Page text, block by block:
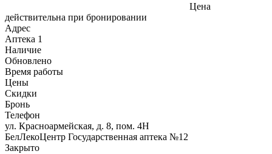
Цена
действительна при бронировании
Адрес
Аптека 1
Наличие
Обновлено
Время работы
Цены
Скидки
Бронь
Телефон
ул. Красноармейская, д. 8, пом. 4Н
БелЛекоЦентр Государственная аптека №12
Закрыто